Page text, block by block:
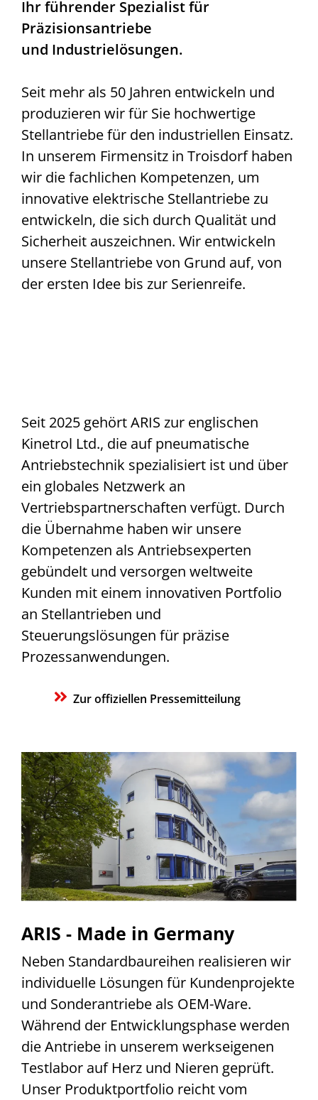
Ihr führender Spezialist für
Präzisionsantriebe
und Industrielösungen.
Seit mehr als 50 Jahren entwickeln und
produzieren wir für Sie hochwertige
Stellantriebe für den industriellen Einsatz.
In unserem Firmensitz in Troisdorf haben
wir die fachlichen Kompetenzen, um
innovative elektrische Stellantriebe zu
entwickeln, die sich durch Qualität und
Sicherheit auszeichnen. Wir entwickeln
unsere Stellantriebe von Grund auf, von
der ersten Idee bis zur Serienreife.
Seit 2025 gehört ARIS zur englischen
Kinetrol Ltd., die auf pneumatische
Antriebstechnik spezialisiert ist und über
ein globales Netzwerk an
Vertriebspartnerschaften verfügt. Durch
die Übernahme haben wir unsere
Kompetenzen als Antriebsexperten
gebündelt und versorgen weltweite
Kunden mit einem innovativen Portfolio
an Stellantrieben und
Steuerungslösungen für präzise
Prozessanwendungen.
Zur offiziellen Pressemitteilung
ARIS - Made in Germany
Neben Standardbaureihen realisieren wir
individuelle Lösungen für Kundenprojekte
und Sonderantriebe als OEM-Ware.
Während der Entwicklungsphase werden
die Antriebe in unserem werkseigenen
Testlabor auf Herz und Nieren geprüft.
Unser Produktportfolio reicht vom